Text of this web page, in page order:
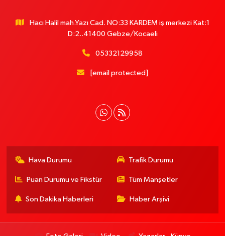
Hacı Halil mah.Yazı Cad. NO:33 KARDEM iş merkezi Kat:1
D:2..41400 Gebze/Kocaeli
05332129958
[email protected]
Hava Durumu Trafik Durumu
Puan Durumu ve Fikstür Tüm Manşetler
Son Dakika Haberleri Haber Arşivi